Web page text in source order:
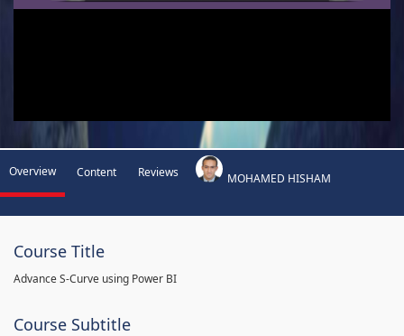
Overview Content Reviews MOHAMED HISHAM
Course Title
Advance S-Curve using Power BI
Course Subtitle